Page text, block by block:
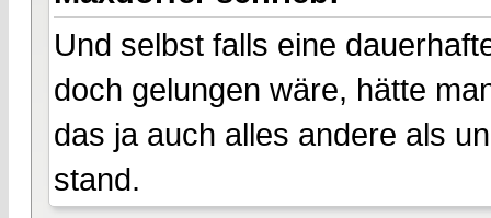
Und selbst falls eine
doch gelungen wäre, hätte
das ja auch alles andere als
stand.